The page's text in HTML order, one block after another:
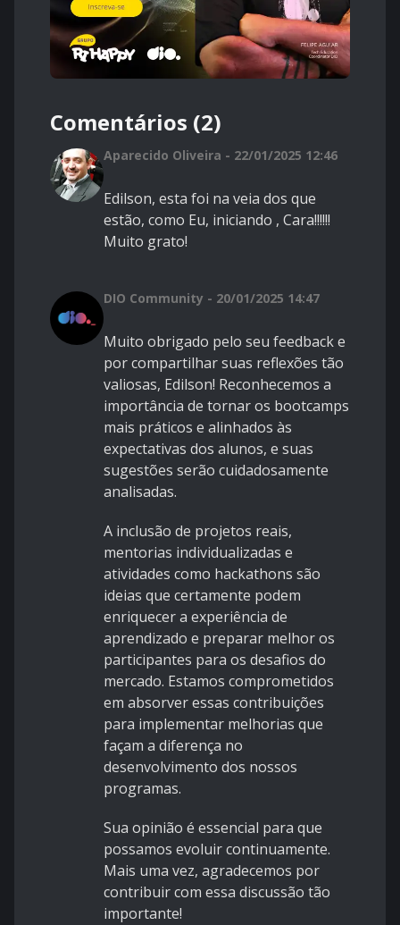
Comentários (2)
Aparecido Oliveira - 22/01/2025 12:46
Edilson, esta foi na veia dos que
estão, como Eu, iniciando , Cara!!!!!!
Muito grato!
DIO Community - 20/01/2025 14:47
Muito obrigado pelo seu feedback e
por compartilhar suas reflexões tão
valiosas, Edilson! Reconhecemos a
importância de tornar os bootcamps
mais práticos e alinhados às
expectativas dos alunos, e suas
sugestões serão cuidadosamente
analisadas.
A inclusão de projetos reais,
mentorias individualizadas e
atividades como hackathons são
ideias que certamente podem
enriquecer a experiência de
aprendizado e preparar melhor os
participantes para os desafios do
mercado. Estamos comprometidos
em absorver essas contribuições
para implementar melhorias que
façam a diferença no
desenvolvimento dos nossos
programas.
Sua opinião é essencial para que
possamos evoluir continuamente.
Mais uma vez, agradecemos por
contribuir com essa discussão tão
importante!